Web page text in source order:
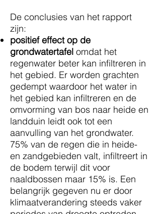
De conclusies van het rapport
zijn:
positief effect op de
grondwatertafel omdat het
regenwater beter kan infiltreren in
het gebied. Er worden grachten
gedempt waardoor het water in
het gebied kan infiltreren en de
omvorming van bos naar heide en
landduin leidt ook tot een
aanvulling van het grondwater.
75% van de regen die in heide-
en zandgebieden valt, infiltreert in
de bodem terwijl dit voor
naaldbossen maar 15% is. Een
belangrijk gegeven nu er door
klimaatverandering steeds vaker